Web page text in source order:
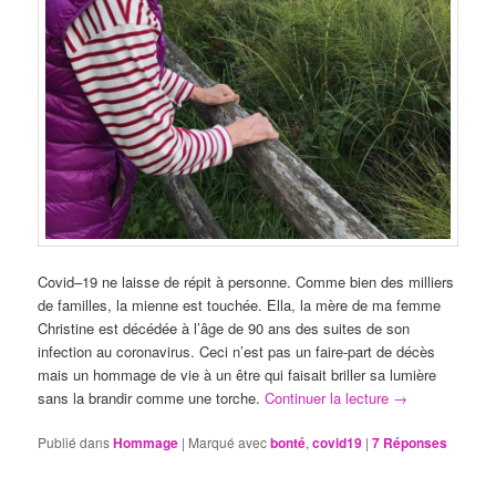
Covid–19 ne laisse de répit à personne. Comme bien des milliers
de familles, la mienne est touchée. Ella, la mère de ma femme
Christine est décédée à l’âge de 90 ans des suites de son
infection au coronavirus. Ceci n’est pas un faire-part de décès
mais un hommage de vie à un être qui faisait briller sa lumière
sans la brandir comme une torche.Continuer la lecture →
Publié dansHommage | Marqué avecbonté,covid19 |7 Réponses